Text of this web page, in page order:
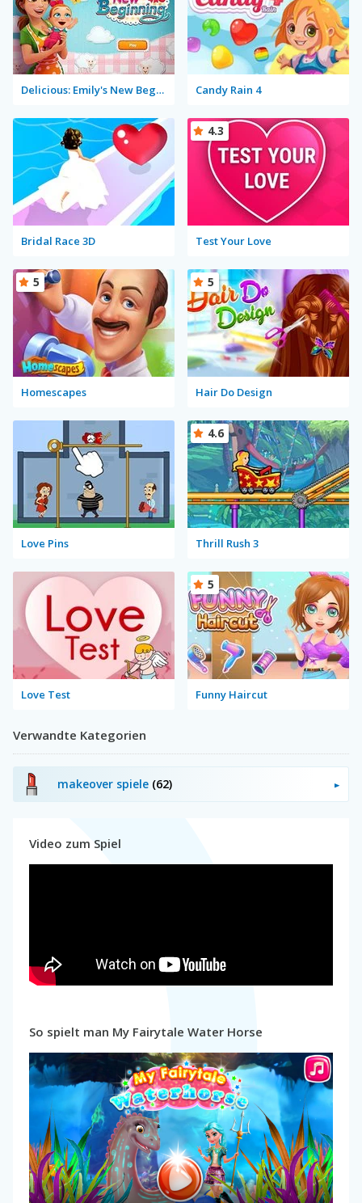
Delicious: Emily's New Beginning Candy Rain 4
Bridal Race 3D Test Your Love
4.3
Homescapes
5
Hair Do Design
5
Love Pins Thrill Rush 3
4.6
Love Test Funny Haircut
5
Verwandte Kategorien
makeover spiele (62)
Video zum Spiel
So spielt man My Fairytale Water Horse